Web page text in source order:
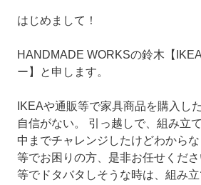
はじめまして！
HANDMADE WORKSの鈴木【
ー】と申します。
IKEAや通販等で家具商品を購入し
自信がない。 引っ越しで、組み立
中までチャレンジしたけどわからな
等でお困りの方、是非お任せくだ
等でドタバタしそうな時は、組み